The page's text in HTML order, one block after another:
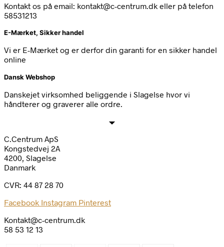
Kontakt os på email: kontakt@c-centrum.dk eller på telefon
58531213
E-Mærket, Sikker handel
Vi er E-Mærket og er derfor din garanti for en sikker handel
online
Dansk Webshop
Danskejet virksomhed beliggende i Slagelse hvor vi
håndterer og graverer alle ordre.
C.Centrum ApS
Kongstedvej 2A
4200, Slagelse
Danmark
CVR: 44 87 28 70
Facebook Instagram Pinterest
Kontakt@c-centrum.dk
58 53 12 13